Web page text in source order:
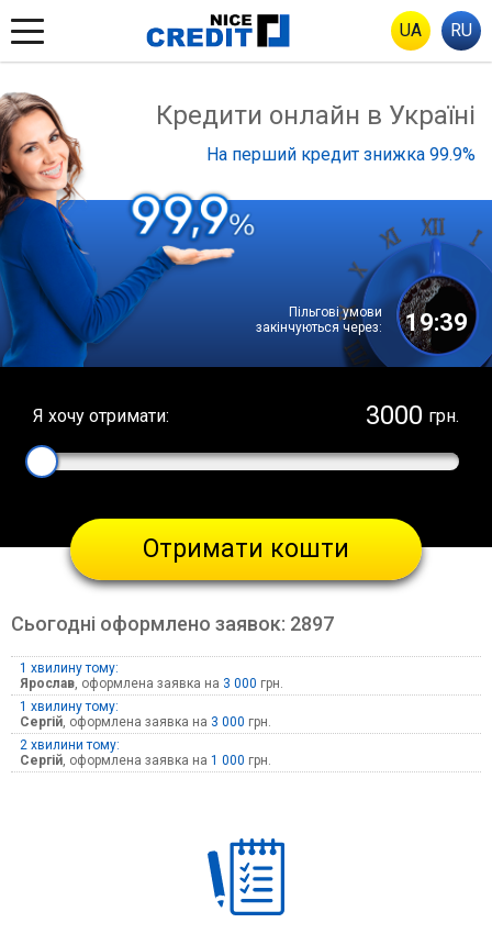
UA RU
Кредити онлайн в Україні
На перший кредит знижка 99.9%
Пільгові умови
закінчуються через:
19:38
Я хочу отримати: грн.
Отримати кошти
Сьогодні оформлено заявок: 2897
1 хвилину тому:
Ярослав, оформлена заявка на 3 000 грн.
1 хвилину тому:
Сергій, оформлена заявка на 3 000 грн.
2 хвилини тому:
Сергій, оформлена заявка на 1 000 грн.